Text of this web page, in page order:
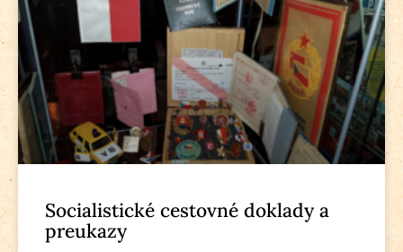
Socialistické cestovné doklady a
preukazy